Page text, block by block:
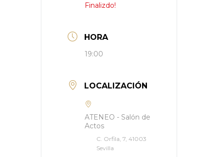
Finalizdo!
HORA
19:00
LOCALIZACIÓN
ATENEO - Salón de
Actos
C. Orfila, 7, 41003
Sevilla